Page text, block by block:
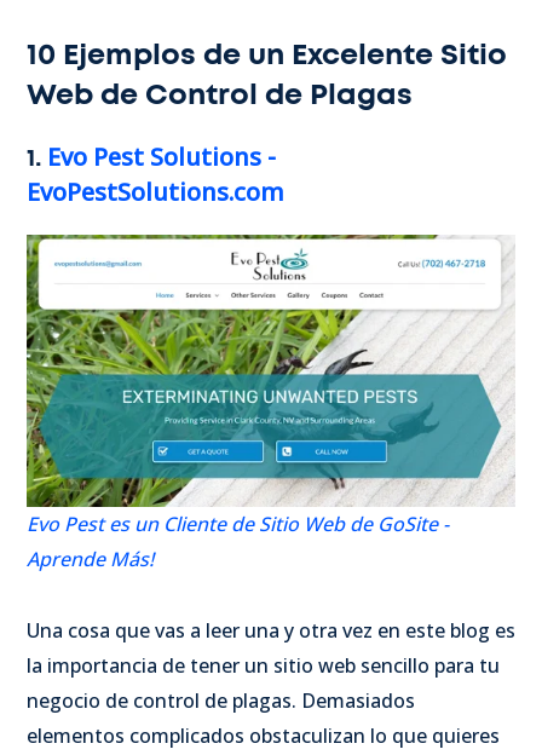
10 Ejemplos de un Excelente Sitio
Web de Control de Plagas
1. Evo Pest Solutions -
EvoPestSolutions.com
Evo Pest es un Cliente de Sitio Web de GoSite -
Aprende Más!
Una cosa que vas a leer una y otra vez en este blog es
la importancia de tener un sitio web sencillo para tu
negocio de control de plagas. Demasiados
elementos complicados obstaculizan lo que quieres